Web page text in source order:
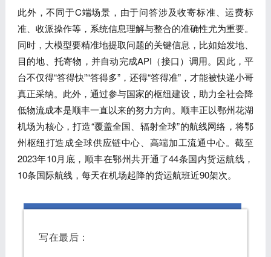
此外，不同于C端场景，由于问答涉及收寄标准、运费标
准、收派操作等，系统信息理解与整合的准确性尤为重要。
同时，大模型要精准地提取问题的关键信息，比如始发地、
目的地、托寄物，并自动完成API（接口）调用。因此，平
台不仅得“答得快”“答得多”，还得“答得准”，才能被快递小哥
真正采纳。此外，通过参与国家的枢纽建设，助力全社会降
低物流成本是顺丰一直以来的努力方向。顺丰正以鄂州花湖
机场为核心，打造“覆盖全国、辐射全球”的航线网络，将鄂
州枢纽打造成全球供应链中心、高端加工流通中心。截至
2023年10月底，顺丰在鄂州共开通了44条国内货运航线，
10条国际航线，每天在机场起降的货运航班近90架次。
写在最后：